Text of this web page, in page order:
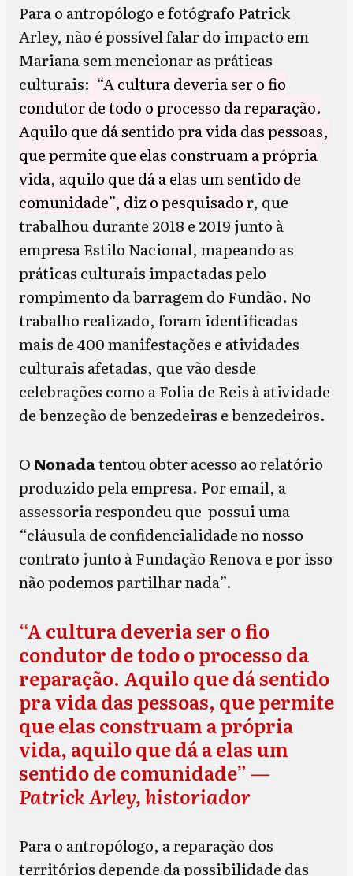
Para o antropólogo e fotógrafo Patrick
Arley, não é possível falar do impacto em
Mariana sem mencionar as práticas
culturais: “A cultura deveria ser o fio
condutor de todo o processo da reparação.
Aquilo que dá sentido pra vida das pessoas,
que permite que elas construam a própria
vida, aquilo que dá a elas um sentido de
comunidade”, diz o pesquisador, que
trabalhou durante 2018 e 2019 junto à
empresa Estilo Nacional, mapeando as
práticas culturais impactadas pelo
rompimento da barragem do Fundão. No
trabalho realizado, foram identificadas
mais de 400 manifestações e atividades
culturais afetadas, que vão desde
celebrações como a Folia de Reis à atividade
de benzeção de benzedeiras e benzedeiros.
O Nonadatentou obter acesso ao relatório
produzido pela empresa. Por email, a
assessoria respondeu que possui uma
“cláusula de confidencialidade no nosso
contrato junto à Fundação Renova e por isso
não podemos partilhar nada”.
“A cultura deveria ser o fio
condutor de todo o processo da
reparação. Aquilo que dá sentido
pra vida das pessoas, que permite
que elas construam a própria
vida, aquilo que dá a elas um
sentido de comunidade” —
Patrick Arley, historiador
Para o antropólogo, a reparação dos
territórios depende da possibilidade das